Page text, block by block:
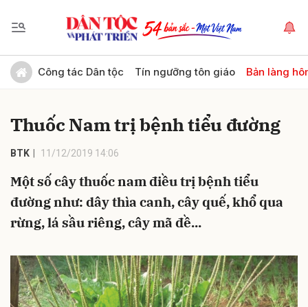
Công tác Dân tộc Tín ngưỡng tôn giáo Bản làng
Thuốc Nam trị bệnh tiểu đường
BTK 11/12/2019 14:06
Một số cây thuốc nam điều trị bệnh tiểu
đường như: dây thìa canh, cây quế, khổ qua
rừng, lá sầu riêng, cây mã đề...
Gửi bình luận
Hủy Gửi